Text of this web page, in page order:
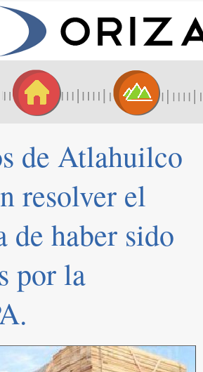
de Atlahuilco
resolver el
de haber sido
por la